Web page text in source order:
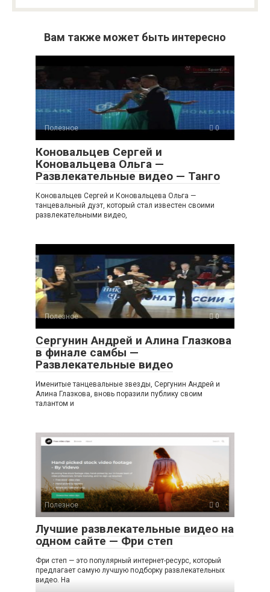
Вам также может быть интересно
Полезное 0
Коновальцев Сергей и
Коновальцева Ольга —
Развлекательные видео — Танго
Коновальцев Сергей и Коновальцева Ольга —
танцевальный дуэт, который стал известен своими
развлекательными видео,
Полезное 0
Сергунин Андрей и Алина Глазкова
в финале самбы —
Развлекательные видео
Именитые танцевальные звезды, Сергунин Андрей и
Алина Глазкова, вновь поразили публику своим
талантом и
Полезное 0
Лучшие развлекательные видео на
одном сайте — Фри степ
Фри степ — это популярный интернет-ресурс, который
предлагает самую лучшую подборку развлекательных
видео. На